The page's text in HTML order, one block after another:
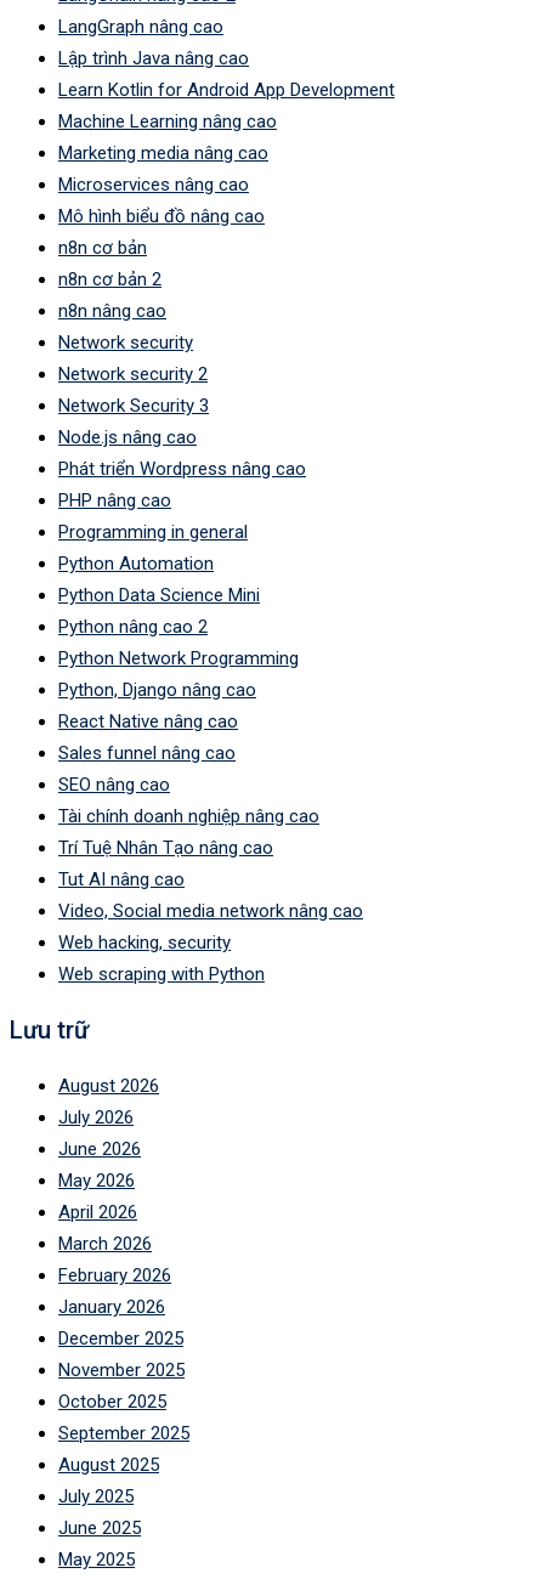
LangGraph nâng cao
Lập trình Java nâng cao
Learn Kotlin for Android App Development
Machine Learning nâng cao
Marketing media nâng cao
Microservices nâng cao
Mô hình biểu đồ nâng cao
n8n cơ bản
n8n cơ bản 2
n8n nâng cao
Network security
Network security 2
Network Security 3
Node.js nâng cao
Phát triển Wordpress nâng cao
PHP nâng cao
Programming in general
Python Automation
Python Data Science Mini
Python nâng cao 2
Python Network Programming
Python, Django nâng cao
React Native nâng cao
Sales funnel nâng cao
SEO nâng cao
Tài chính doanh nghiệp nâng cao
Trí Tuệ Nhân Tạo nâng cao
Tut AI nâng cao
Video, Social media network nâng cao
Web hacking, security
Web scraping with Python
Lưu trữ
August 2026
July 2026
June 2026
May 2026
April 2026
March 2026
February 2026
January 2026
December 2025
November 2025
October 2025
September 2025
August 2025
July 2025
June 2025
May 2025